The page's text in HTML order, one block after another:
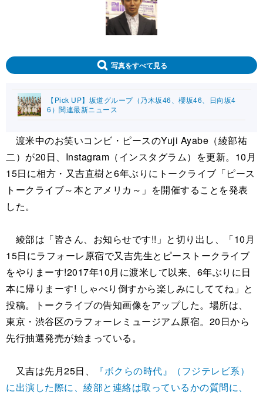
写真をすべて見る
【Pick UP】坂道グループ（乃木坂46、櫻坂46、日向坂4
6）関連最新ニュース
渡米中のお笑いコンビ・ピースのYuji Ayabe（綾部祐
二）が20日、Instagram（インスタグラム）を更新。10月
15日に相方・又吉直樹と6年ぶりにトークライブ「ピース
トークライブ～本とアメリカ～」を開催することを発表
した。
綾部は「皆さん、お知らせです!!」と切り出し、「10月
15日にラフォーレ原宿で又吉先生とピーストークライブ
をやりまーす!2017年10月に渡米して以来、6年ぶりに日
本に帰りまーす! しゃべり倒すから楽しみにしててね」と
投稿。トークライブの告知画像をアップした。場所は、
東京・渋谷区のラフォーレミュージアム原宿。20日から
先行抽選発売が始まっている。
又吉は先月25日、
『ボクらの時代』（フジテレビ系）
に出演した際に、綾部と連絡は取っているかの質問に、